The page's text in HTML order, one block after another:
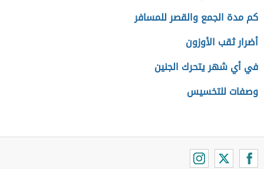
كم مدة الجمع والقصر للمسافر
أضرار ثقب الأوزون
في أي شهر يتحرك الجنين
وصفات للتخسيس